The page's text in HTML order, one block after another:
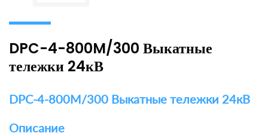
DPC-4-800M/300 Выкатные
тележки 24кВ
DPC-4-800M/300 Выкатные тележки 24кВ
Описание